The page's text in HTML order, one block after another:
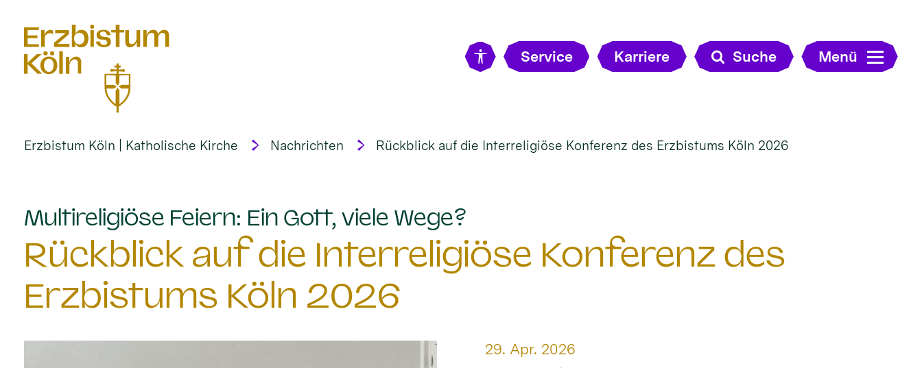
Service Karriere Suche Menü
Erzbistum Köln | Katholische Kirche Nachrichten Rückblick auf die Interreligiöse Konferenz des Erzbistums Köln 2026
Multireligiöse Feiern: Ein Gott, viele Wege?
Rückblick auf die Interreligiöse Konferenz des
Erzbistums Köln 2026
Datum:
29. Apr. 2026